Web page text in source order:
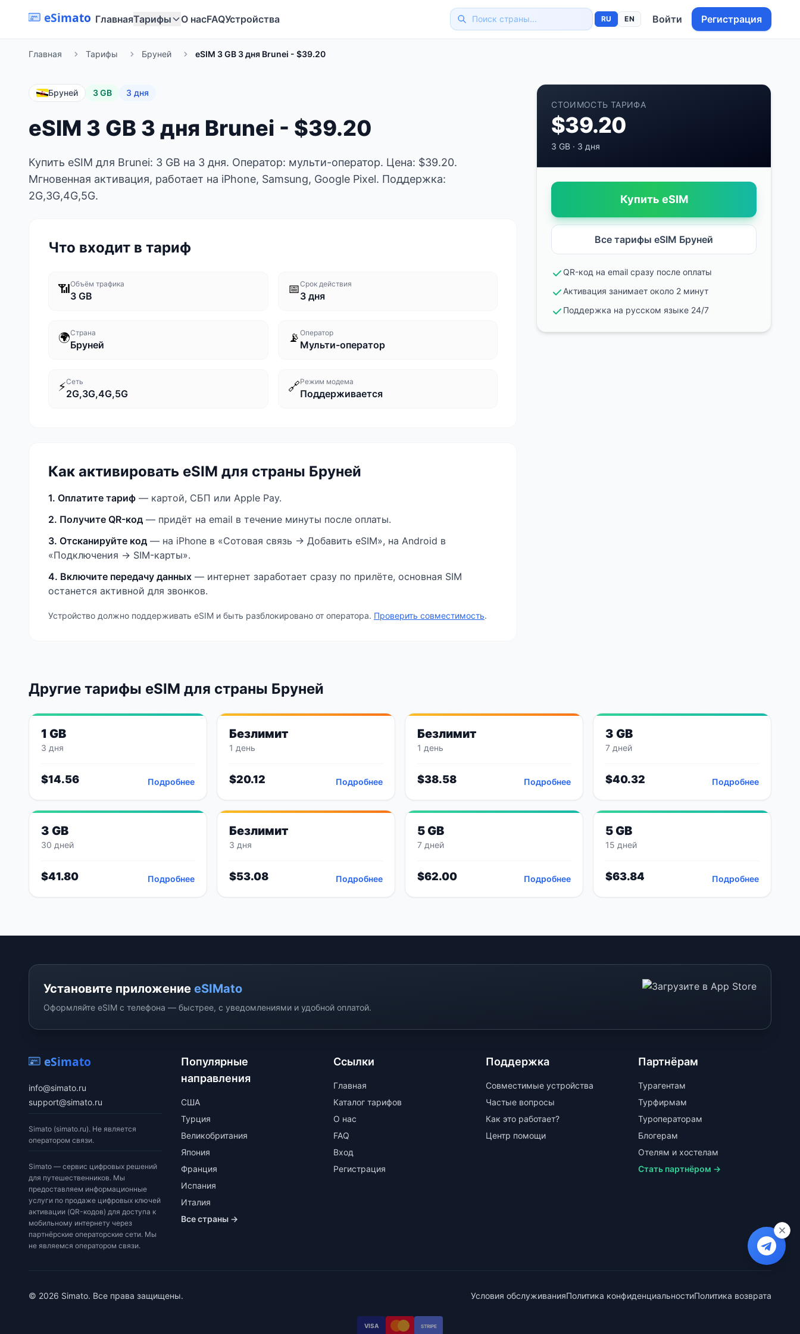
eSimato ГлавнаяТарифы О насFAQУстройства RU EN Войти Регистрация
Главная Тарифы Бруней eSIM 3 GB 3 дня Brunei - $39.20
Бруней 3 GB 3 дня
eSIM 3 GB 3 дня Brunei - $39.20
Купить eSIM для Brunei: 3 GB на 3 дня. Оператор: мульти-оператор. Цена: $39.20.
Мгновенная активация, работает на iPhone, Samsung, Google Pixel. Поддержка:
2G,3G,4G,5G.
Что входит в тариф
📶Объём трафика
3 GB 📅Срок действия
3 дня
🌍Страна
Бруней 📡 Оператор
Мульти-оператор
⚡Сеть
2G,3G,4G,5G 🔗Режим модема
Поддерживается
Как активировать eSIM для страны Бруней
1. Оплатите тариф — картой, СБП или Apple Pay.
2. Получите QR-код — придёт на email в течение минуты после оплаты.
3. Отсканируйте код — на iPhone в «Сотовая связь → Добавить eSIM», на Android в
«Подключения → SIM-карты».
4. Включите передачу данных — интернет заработает сразу по прилёте, основная SIM
останется активной для звонков.
Устройство должно поддерживать eSIM и быть разблокировано от оператора. Проверить совместимость.
СТОИМОСТЬ ТАРИФА
$39.20
3 GB · 3 дня
Купить eSIM
Все тарифы eSIM Бруней
QR-код на email сразу после оплаты
Активация занимает около 2 минут
Поддержка на русском языке 24/7
Другие тарифы eSIM для страны Бруней
1 GB
3 дня
$14.56 Подробнее
Безлимит
1 день
$20.12 Подробнее
Безлимит
1 день
$38.58 Подробнее
3 GB
7 дней
$40.32 Подробнее
3 GB
30 дней
$41.80 Подробнее
Безлимит
3 дня
$53.08 Подробнее
5 GB
7 дней
$62.00 Подробнее
5 GB
15 дней
$63.84 Подробнее
Установите приложение eSIMato
Оформляйте eSIM с телефона — быстрее, с уведомлениями и удобной оплатой.
eSimato
info@simato.ru
support@simato.ru
Simato (simato.ru). Не является
оператором связи.
Simato — сервис цифровых решений
для путешественников. Мы
предоставляем информационные
услуги по продаже цифровых ключей
активации (QR-кодов) для доступа к
мобильному интернету через
партнёрские операторские сети. Мы
не являемся оператором связи.
Популярные
направления
США
Турция
Великобритания
Япония
Франция
Испания
Италия
Все страны →
Ссылки
Главная
Каталог тарифов
О нас
FAQ
Вход
Регистрация
Поддержка
Совместимые устройства
Частые вопросы
Как это работает?
Центр помощи
Партнёрам
Турагентам
Турфирмам
Туроператорам
Блогерам
Отелям и хостелам
Стать партнёром →
© 2026 Simato. Все права защищены. Условия обслуживанияПолитика конфиденциальностиПолитика возврата
VISA STRIPE